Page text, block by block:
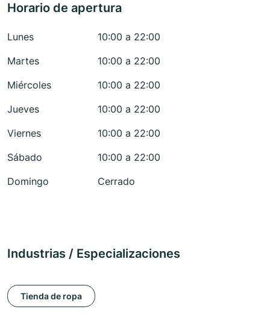
Horario de apertura
Lunes
10:00 a 22:00
Martes
10:00 a 22:00
Miércoles
10:00 a 22:00
Jueves
10:00 a 22:00
Viernes
10:00 a 22:00
Sábado
10:00 a 22:00
Domingo
Cerrado
Industrias / Especializaciones
Tienda de ropa